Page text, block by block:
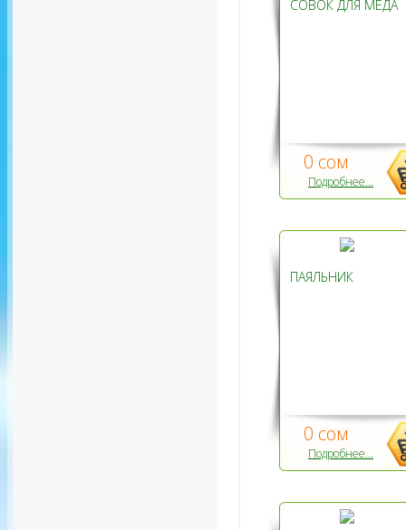
СОВОК ДЛЯ МЕДА
0 сом
Подробнее...
ПАЯЛЬНИК
0 сом
Подробнее...